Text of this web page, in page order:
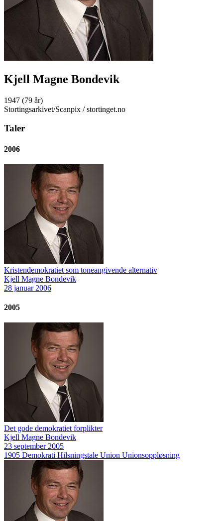
Kjell Magne Bondevik
1947 (79 år)
Stortingsarkivet/Scanpix / stortinget.no
Taler
2006
Kristendemokratiet som toneangivende alternativ
Kjell Magne Bondevik
28 januar 2006
2005
Det gode demokratiet forplikter
Kjell Magne Bondevik
23 september 2005
1905 Demokrati Hilsningstale Union Unionsoppløsning